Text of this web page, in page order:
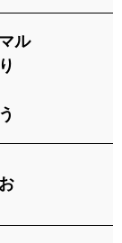
ル